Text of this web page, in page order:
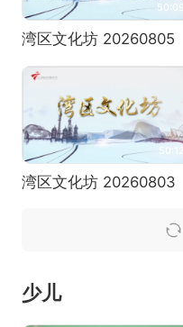
50:09
湾区文化坊 20260805
50:12
湾区文化坊 20260803
少儿